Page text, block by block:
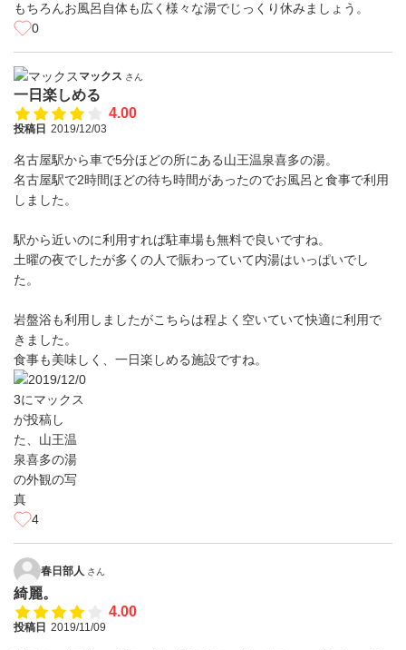
もちろんお風呂自体も広く様々な湯でじっくり休みましょう。
0
マックス さん
一日楽しめる
4.00
投稿日 2019/12/03
名古屋駅から車で5分ほどの所にある山王温泉喜多の湯。
名古屋駅で2時間ほどの待ち時間があったのでお風呂と食事で利用
しました。
駅から近いのに利用すれば駐車場も無料で良いですね。
土曜の夜でしたが多くの人で賑わっていて内湯はいっぱいでし
た。
岩盤浴も利用しましたがこちらは程よく空いていて快適に利用で
きました。
食事も美味しく、一日楽しめる施設ですね。
4
春日部人 さん
綺麗。
4.00
投稿日 2019/11/09